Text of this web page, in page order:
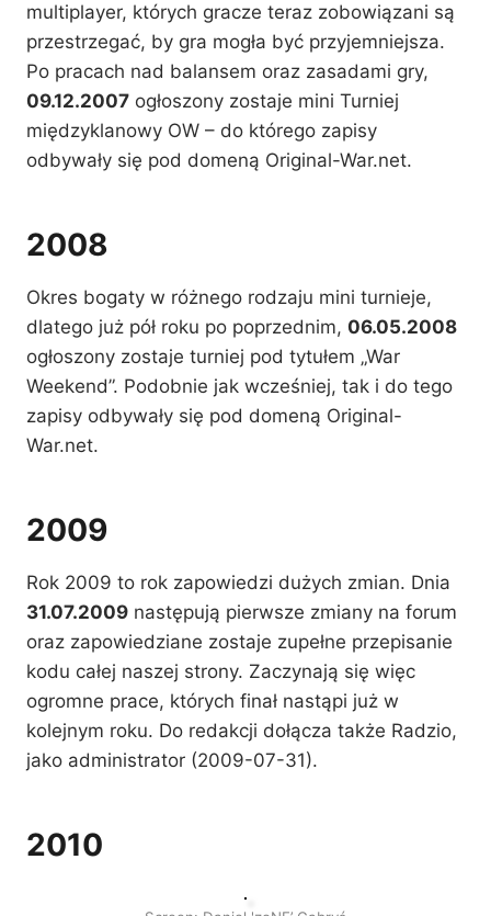
multiplayer, których gracze teraz zobowiązani są
przestrzegać, by gra mogła być przyjemniejsza.
Po pracach nad balansem oraz zasadami gry,
09.12.2007 ogłoszony zostaje mini Turniej
międzyklanowy OW – do którego zapisy
odbywały się pod domeną Original-War.net.
2008
Okres bogaty w różnego rodzaju mini turnieje,
dlatego już pół roku po poprzednim, 06.05.2008
ogłoszony zostaje turniej pod tytułem „War
Weekend”. Podobnie jak wcześniej, tak i do tego
zapisy odbywały się pod domeną Original-
War.net.
2009
Rok 2009 to rok zapowiedzi dużych zmian. Dnia
31.07.2009 następują pierwsze zmiany na forum
oraz zapowiedziane zostaje zupełne przepisanie
kodu całej naszej strony. Zaczynają się więc
ogromne prace, których finał nastąpi już w
kolejnym roku. Do redakcji dołącza także Radzio,
jako administrator (2009-07-31).
2010